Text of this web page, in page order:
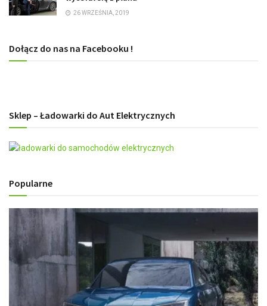
26 WRZEŚNIA, 2019
Dołącz do nas na Facebooku !
Sklep – Ładowarki do Aut Elektrycznych
Popularne